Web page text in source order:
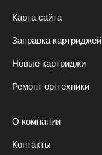
Карта сайта
Заправка картриджей
Новые картриджи
Ремонт оргтехники
О компании
Контакты